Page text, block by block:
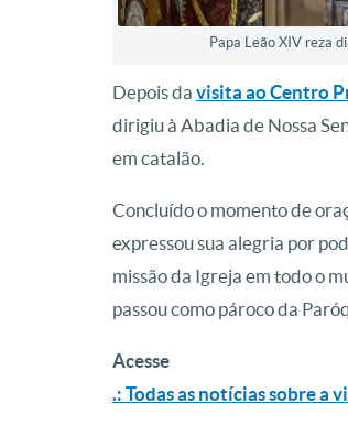
Papa Leão XIV reza
Depois da visita ao Centro
dirigiu à Abadia de Nossa
em catalão.
Concluído o momento de
expressou sua alegria por
missão da Igreja em todo o
passou como pároco da
Acesse
.: Todas as notícias sobre a